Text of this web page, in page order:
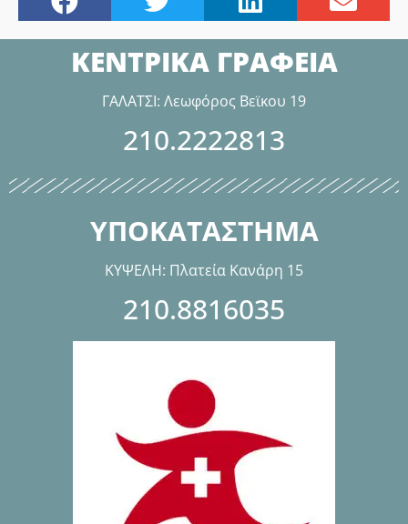
ΚΕΝΤΡΙΚΑ ΓΡΑΦΕΙΑ
ΓΑΛΑΤΣΙ: Λεωφόρος Βεϊκου 19
210.2222813
ΥΠΟΚΑΤΑΣΤΗΜΑ
ΚΥΨΕΛΗ: Πλατεία Κανάρη 15
210.8816035